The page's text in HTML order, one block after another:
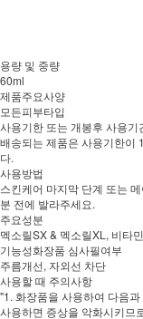
용량 및 중량
60ml
제품주요사양
모든피부타입
사용기한 또는 개봉후 사용기
배송되는 제품은 사용기한이
다.
사용방법
스킨케어 마지막 단계 또는
분 전에 발라주세요.
주요성분
멕소릴SX & 멕소릴XL, 비타
기능성화장품 심사필여부
주름개선, 자외선 차단
사용할 때 주의사항
"1. 화장품을 사용하여 다음
사용하면 증상을 악화시키므